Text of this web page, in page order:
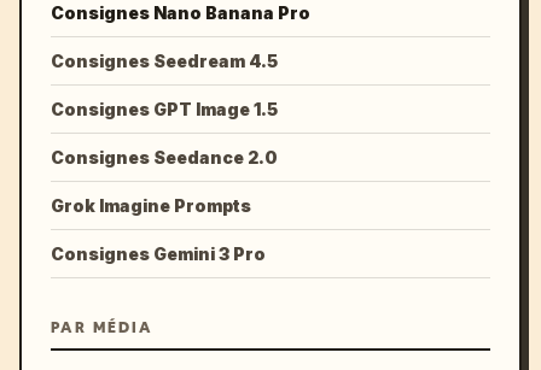
Consignes Nano Banana Pro
Consignes Seedream 4.5
Consignes GPT Image 1.5
Consignes Seedance 2.0
Grok Imagine Prompts
Consignes Gemini 3 Pro
PAR MÉDIA